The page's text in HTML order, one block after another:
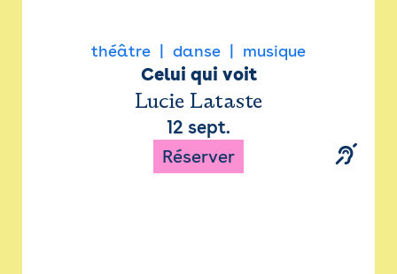
théâtre danse musique
Celui qui voit
Lucie Lataste
12 sept.
Réserver